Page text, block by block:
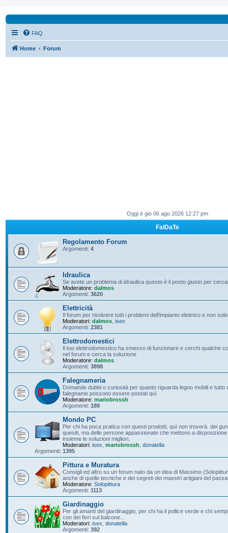
FAQ
Home Forum
Oggi è gio 06 ago 2026 12:27 pm
FaiDaTe
Regolamento Forum
Argomenti: 4
Idraulica
Se avete un problema di idraulica questo è il posto giusto per
Moderatore: dalmos
Argomenti: 3620
Elettricità
Il forum per risolvere tutti i problemi dell'impianto elettrico e non solo
Moderatori: dalmos isex
Argomenti: 2381
Elettrodomestici
Il tuo elettrodomestico ha smesso di funzionare e cerchi qualche
nel forum e cerca la soluzione
Moderatore: dalmos
Argomenti: 3898
Falegnameria
Domande dubbi o curiosità per quanto riguarda legno mobili e tutto
falegname possono essere postati quì
Moderatore: mariobrossh
Argomenti: 189
Mondo PC
Per chi ha poca pratica con questi prodotti, quì non troverà dei
quesiti, ma delle persone appassionate che mettono a
insieme le soluzioni migliori.
Moderatori: isex mariobrossh donatella
Argomenti: 1395
Pittura e Muratura
Consigli ed altro su un forum nato da un idea di Massimo
anche di quelle tecniche e dei segreti dei maestri artigiani del
Moderatore: Solopittura
Argomenti: 1113
Giardinaggio
Per gli amanti del giardinaggio, per chi ha il pollice verde e chi
con dei fiori sul balcone...
Moderatori: isex donatella
Argomenti: 392